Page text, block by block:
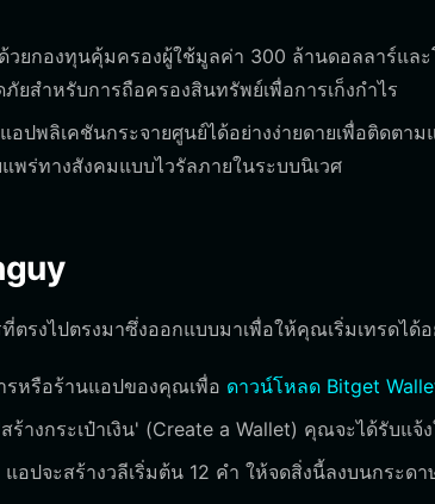
ด้วยกองทุนคุ้มครองผู้ใช้มูลค่า 300 ล้านดอลลาร์แล
สำหรับการถือครองสินทรัพย์เพื่อการเก็งกำไร
อปพลิเคชันกระจายศูนย์ได้อย่างง่ายดายเพื่อติดตา
พร่ทางสังคมแบบไวรัลภายในระบบนิเวศ
รงไปตรงมาซึ่งออกแบบมาเพื่อให้คุณเริ่มเทรดได้อ
รหรือร้านแอปของคุณเพื่อ ดาวน์โหลด Bitget
ร้างกระเป๋าเงิน' (Create a Wallet) คุณจะได้รับแ
แอปจะสร้างวลีเริ่มต้น 12 คำ ให้จดสิ่งนี้ลงบนกระด